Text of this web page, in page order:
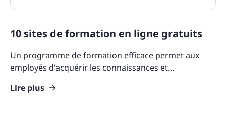
10 sites de formation en ligne gratuits
Un programme de formation efficace permet aux
employés d'acquérir les connaissances et
bien travailler et
Lire plus